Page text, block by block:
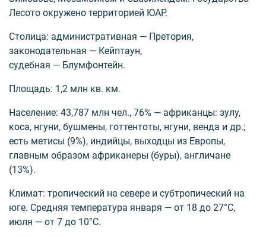
Лесото окружено территорией ЮАР.
Столица: административная — Претория,
законодательная — Кейптаун,
судебная — Блумфонтейн.
Площадь: 1,2 млн кв. км.
Население: 43,787 млн чел., 76% — африканцы: зулу,
коса, нгуни, бушмены, готтентоты, нгуни, венда и др.;
есть метисы (9%), индийцы, выходцы из Европы,
главным образом африканеры (буры), англичане
(13%).
Климат: тропический на севере и субтропический на
юге. Средняя температура января — от 18 до 27°С,
июля — от 7 до 10°С.